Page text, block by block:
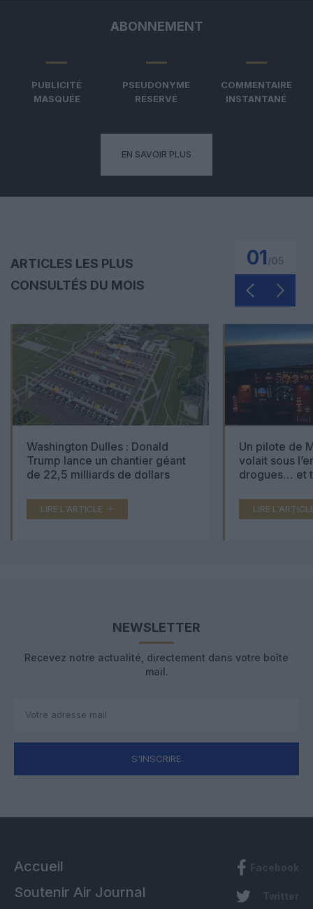
ABONNEMENT
PUBLICITÉ
MASQUÉE
PSEUDONYME
RÉSERVÉ
COMMENTAIRE
INSTANTANÉ
EN SAVOIR PLUS
ARTICLES LES PLUS
CONSULTÉS DU MOIS
01
Washington Dulles : Donald
Trump lance un chantier géant
de 22,5 milliards de dollars
LIRE L'ARTICLE
Un pilote de
volait sous
drogues… et
LIRE
NEWSLETTER
Recevez notre actualité, directement dans votre boîte
mail.
S'INSCRIRE
Accueil
Soutenir Air Journal